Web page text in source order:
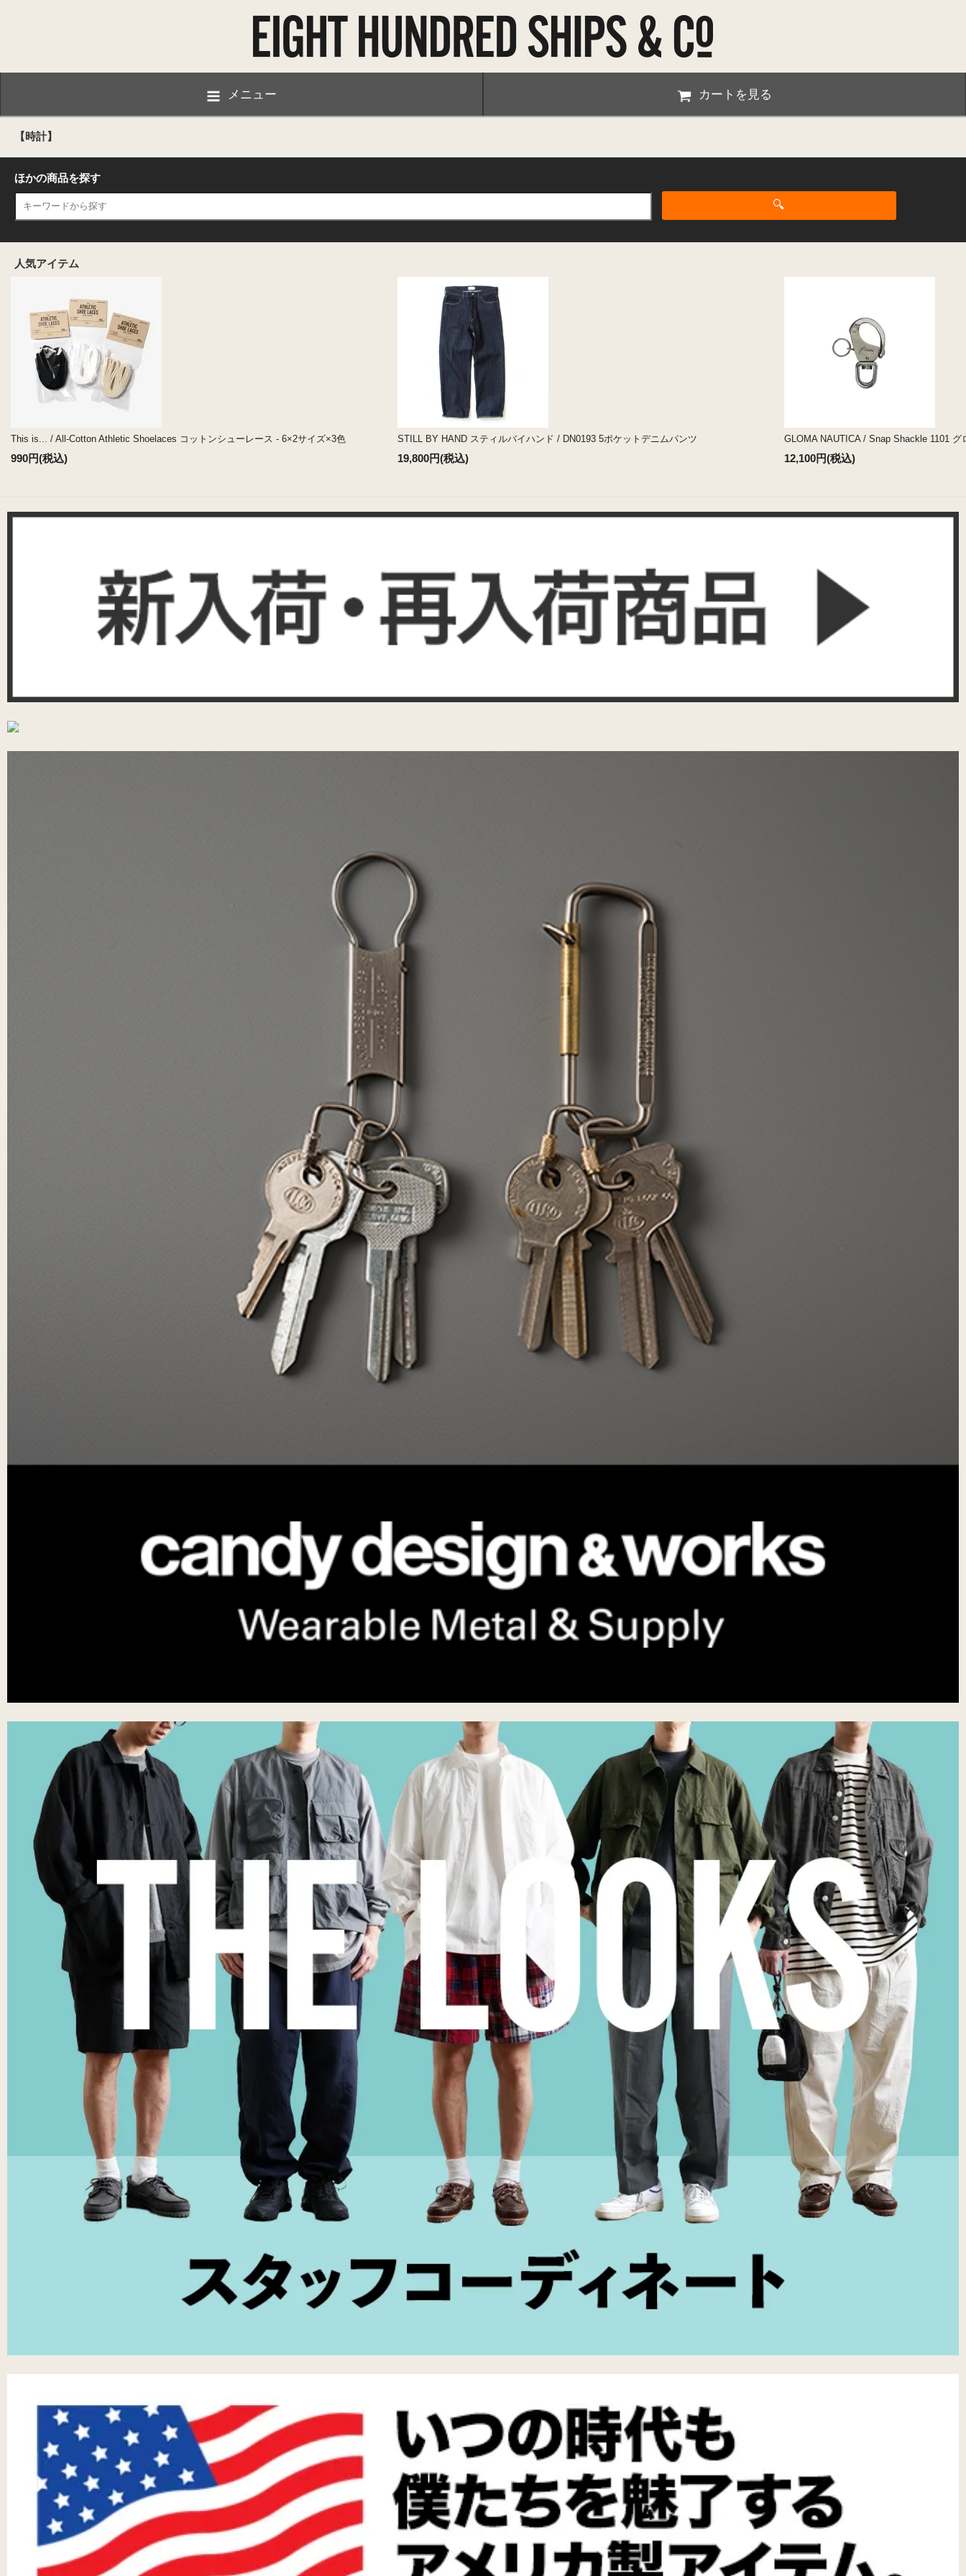
メニュー カートを見る
【時計】
ほかの商品を探す
🔍
人気アイテム
This is... / All-Cotton Athletic Shoelaces コットンシューレース - 6×2サイズ×3色
990円(税込)
STILL BY HAND スティルバイハンド / DN0193 5ポケットデニムパンツ
19,800円(税込)
GLOMA NAUTICA / Snap Shackle 1101
12,100円(税込)